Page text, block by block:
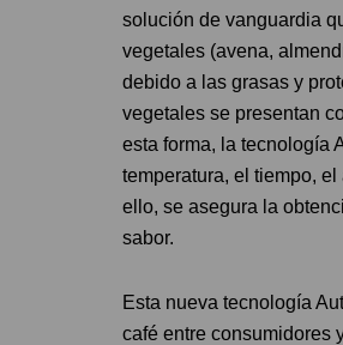
solución de vanguardia
vegetales (avena,
debido a las grasas y
vegetales se presentan
esta forma, la tecnología
temperatura, el tiempo,
ello, se asegura la
sabor.
Esta nueva tecnología
café entre consumidores